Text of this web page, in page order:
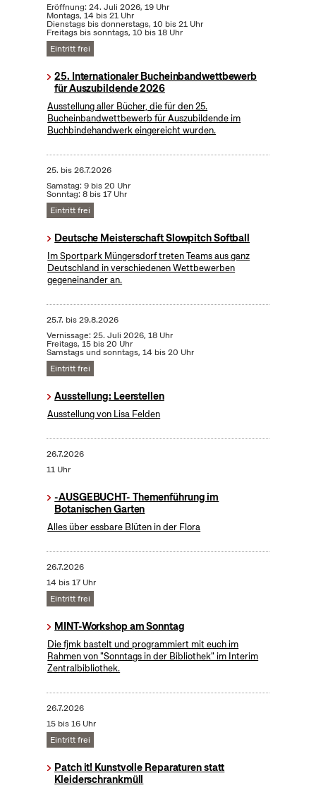
Eröffnung: 24. Juli 2026, 19 Uhr
Montags, 14 bis 21 Uhr
Dienstags bis donnerstags, 10 bis 21 Uhr
Freitags bis sonntags, 10 bis 18 Uhr
Eintritt frei
25. Internationaler Bucheinbandwettbewerb
für Auszubildende 2026
Ausstellung aller Bücher, die für den 25.
Bucheinbandwettbewerb für Auszubildende im
Buchbindehandwerk eingereicht wurden.
25. bis26.7.2026
Samstag: 9 bis 20 Uhr
Sonntag: 8 bis 17 Uhr
Eintritt frei
Deutsche Meisterschaft Slowpitch Softball
Im Sportpark Müngersdorf treten Teams aus ganz
Deutschland in verschiedenen Wettbewerben
gegeneinander an.
25.7. bis29.8.2026
Vernissage: 25. Juli 2026, 18 Uhr
Freitags, 15 bis 20 Uhr
Samstags und sonntags, 14 bis 20 Uhr
Eintritt frei
Ausstellung: Leerstellen
Ausstellung von Lisa Felden
26.7.2026
11 Uhr
-AUSGEBUCHT- Themenführung im
Botanischen Garten
Alles über essbare Blüten in der Flora
26.7.2026
14 bis 17 Uhr
Eintritt frei
MINT-Workshop am Sonntag
Die fjmk bastelt und programmiert mit euch im
Rahmen von "Sonntags in der Bibliothek" im Interim
Zentralbibliothek.
26.7.2026
15 bis 16 Uhr
Eintritt frei
Patch it! Kunstvolle Reparaturen statt
Kleiderschrankmüll